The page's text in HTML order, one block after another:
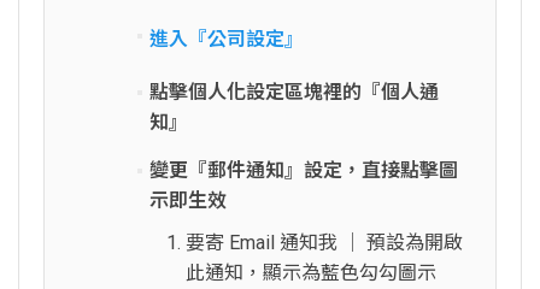
進入『公司設定』
點擊個人化設定區塊裡的『個人通
知』
變更『郵件通知』設定，直接點擊圖
示即生效
要寄 Email 通知我 │ 預設為開啟
此通知，顯示為藍色勾勾圖示